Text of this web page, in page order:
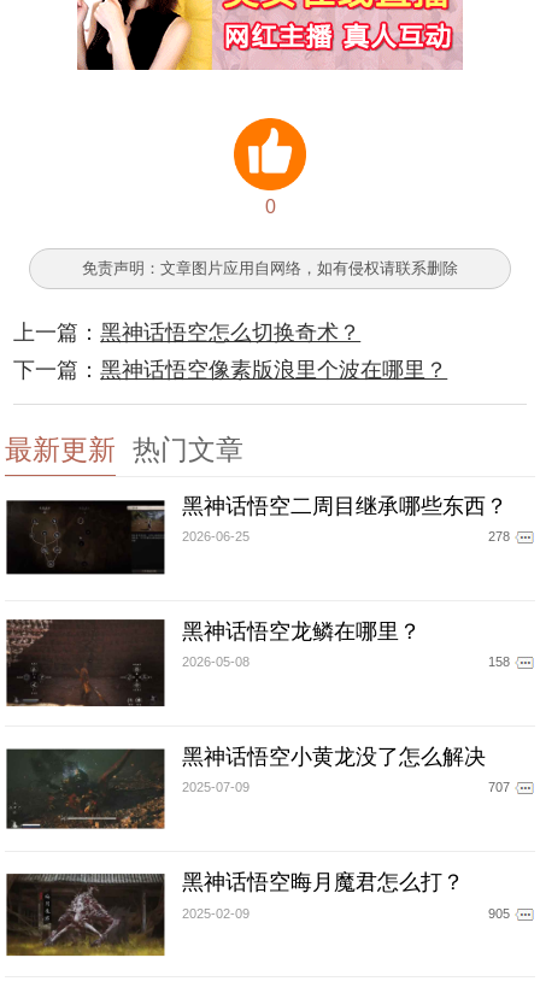
0
免责声明：文章图片应用自网络，如有侵权请联系删除
上一篇：黑神话悟空怎么切换奇术？
下一篇：黑神话悟空像素版浪里个波在哪里？
最新更新 热门文章
黑神话悟空二周目继承哪些东西？
2026-06-25 278
黑神话悟空龙鳞在哪里？
2026-05-08 158
黑神话悟空小黄龙没了怎么解决
2025-07-09 707
黑神话悟空晦月魔君怎么打？
2025-02-09 905